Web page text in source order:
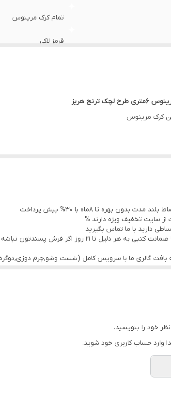
تمام کرک مرینوس
قرمز لاکی
ترنج هریز
کرک مرینوس
و دکوراسیون‌های خاص
شما می‌آورد.
بهره تا 8ماه با 30% پیش پرداخت
سایت تخفیف ویژه دارند %
دارید با ما تماس بگیرید
فرش پسندتون نباشه وجه شما با احترام عودت داده میشود.
بافت گالری ما با سرویس کامل (شست وشو,چرم
خود را بنویسید.
وارد حساب کاربری خود شوید.